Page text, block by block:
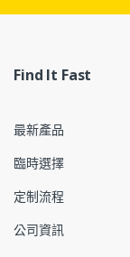
Find It Fast
最新產品
臨時選擇
定制流程
公司資訊